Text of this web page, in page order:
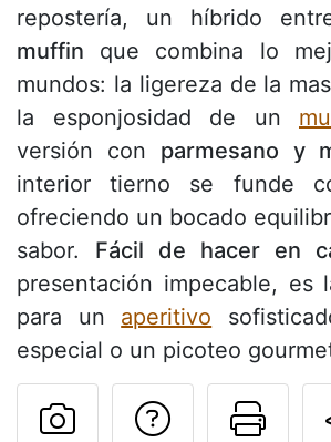
repostería, un híbrido
muffin que combina lo
mundos: la ligereza de la
la esponjosidad de un
versión con parmesano y
interior tierno se funde
ofreciendo un bocado
sabor. Fácil de hacer en
presentación impecable, es
para un aperitivo
especial o un picoteo